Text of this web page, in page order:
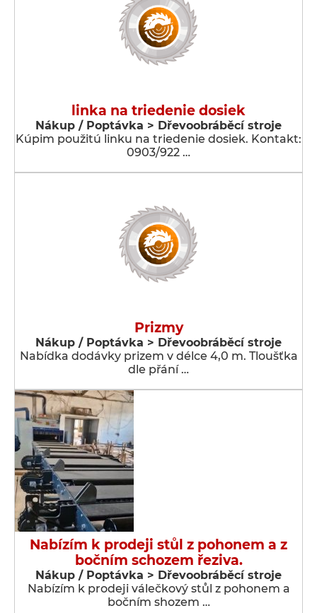
linka na triedenie dosiek
Nákup / Poptávka > Dřevoobráběcí stroje
Kúpim použitú linku na triedenie dosiek. Kontakt:
0903/922 …
Prizmy
Nákup / Poptávka > Dřevoobráběcí stroje
Nabídka dodávky prizem v délce 4,0 m. Tloušťka
dle přání …
Nabízím k prodeji stůl z pohonem a z
bočním schozem řeziva.
Nákup / Poptávka > Dřevoobráběcí stroje
Nabízím k prodeji válečkový stůl z pohonem a
bočním shozem …